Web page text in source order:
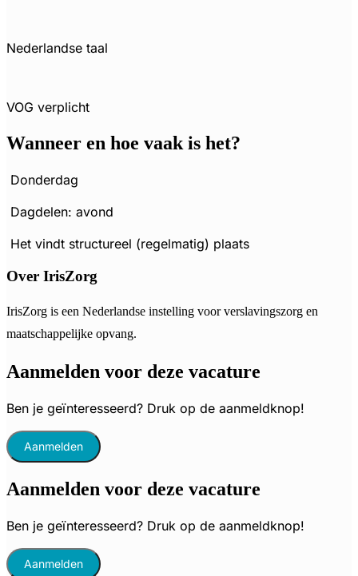
Nederlandse taal
VOG verplicht
Wanneer en hoe vaak is het?
Donderdag
Dagdelen: avond
Het vindt structureel (regelmatig) plaats
Over IrisZorg
IrisZorg is een Nederlandse instelling voor verslavingszorg en
maatschappelijke opvang.
Aanmelden voor deze vacature
Ben je geïnteresseerd? Druk op de aanmeldknop!
Aanmelden
Aanmelden voor deze vacature
Ben je geïnteresseerd? Druk op de aanmeldknop!
Aanmelden